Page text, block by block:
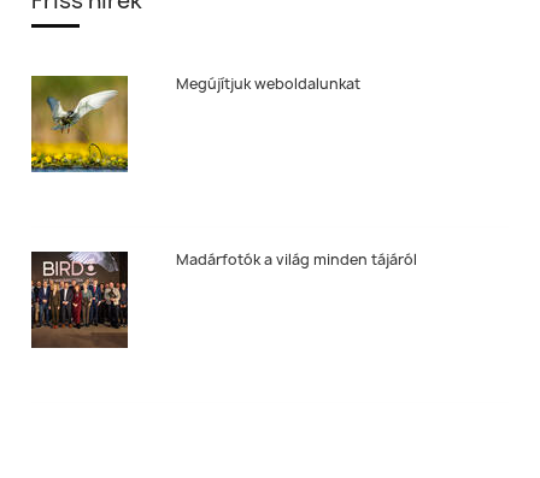
Megújítjuk weboldalunkat
Madárfotók a világ minden tájáról